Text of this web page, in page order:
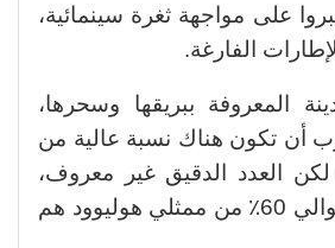
على مواجهة ثغرة سينمائية،
الفارغة.
المعروفة ببريقها وسحرها،
أن تكون هناك نسبة عالية من
لكن العدد الدقيق غير معروف،
فمن المقدر أن حوالي 60٪ من ممثلي هوليوود هم